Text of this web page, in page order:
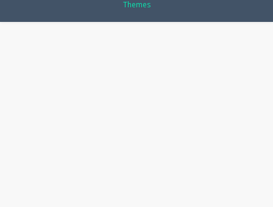
Themes